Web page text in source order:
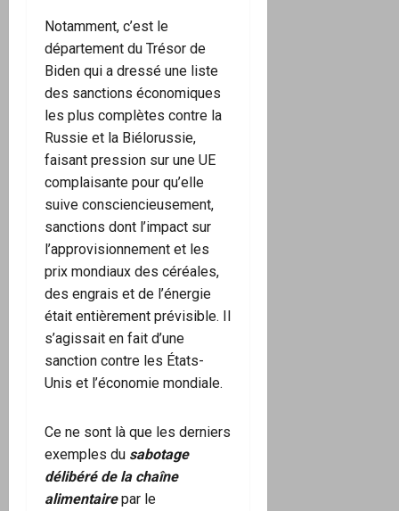
Notamment, c’est le
département du Trésor de
Biden qui a dressé une liste
des sanctions économiques
les plus complètes contre la
Russie et la Biélorussie,
faisant pression sur une UE
complaisante pour qu’elle
suive consciencieusement,
sanctions dont l’impact sur
l’approvisionnement et les
prix mondiaux des céréales,
des engrais et de l’énergie
était entièrement prévisible. Il
s’agissait en fait d’une
sanction contre les États-
Unis et l’économie mondiale.
Ce ne sont là que les derniers
exemples du sabotage
délibéré de la chaîne
alimentairepar le